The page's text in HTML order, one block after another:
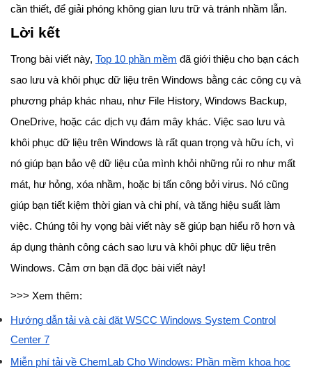
cần thiết, để giải phóng không gian lưu trữ và tránh nhầm lẫn.
Lời kết
Trong bài viết này, Top 10 phần mềm đã giới thiệu cho bạn cách
sao lưu và khôi phục dữ liệu trên Windows bằng các công cụ và
phương pháp khác nhau, như File History, Windows Backup,
OneDrive, hoặc các dịch vụ đám mây khác. Việc sao lưu và
khôi phục dữ liệu trên Windows là rất quan trọng và hữu ích, vì
nó giúp bạn bảo vệ dữ liệu của mình khỏi những rủi ro như mất
mát, hư hỏng, xóa nhầm, hoặc bị tấn công bởi virus. Nó cũng
giúp bạn tiết kiệm thời gian và chi phí, và tăng hiệu suất làm
việc. Chúng tôi hy vọng bài viết này sẽ giúp bạn hiểu rõ hơn và
áp dụng thành công cách sao lưu và khôi phục dữ liệu trên
Windows. Cảm ơn bạn đã đọc bài viết này!
>>> Xem thêm:
Hướng dẫn tải và cài đặt WSCC Windows System Control
Center 7
Miễn phí tải về ChemLab Cho Windows: Phần mềm khoa học